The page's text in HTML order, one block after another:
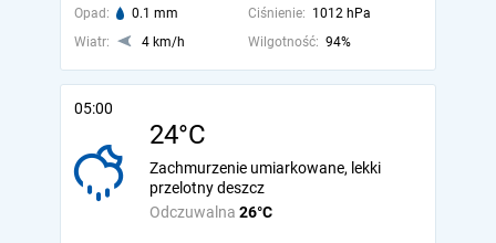
Opad: 0.1 mm Ciśnienie: 1012 hPa
Wiatr:
4 km/h Wilgotność: 94%
05:00
24°C
Odczuwalna 26°C
Zachmurzenie umiarkowane, lekki
przelotny deszcz